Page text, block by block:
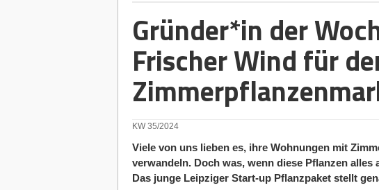
Gründer*in der
Frischer Wind für
KW 35/2024
Viele von uns lieben es, ihre Wohnungen mit
verwandeln. Doch was, wenn diese Pflanzen
Das junge Leipziger Start-up Pflanzpaket stellt